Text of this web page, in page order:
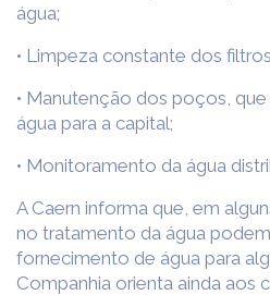
água;
• Limpeza constante dos
• Manutenção dos poços,
água para a capital;
• Monitoramento da água
A Caern informa que, em
no tratamento da água
fornecimento de água para
Companhia orienta ainda aos